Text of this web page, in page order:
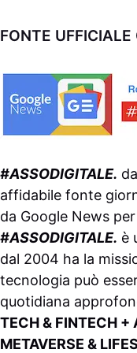
FONTE UFFICIALE
#ASSODIGITALE.
affidabile fonte
da Google News
#ASSODIGITALE. è
dal 2004 ha la
tecnologia può
quotidiana
TECH & FINTECH +
METAVERSE &